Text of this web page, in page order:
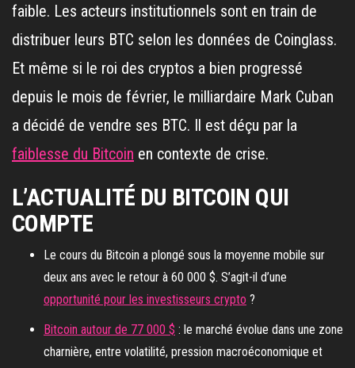
faible. Les acteurs institutionnels sont en train de
distribuer leurs BTC selon les données de Coinglass.
Et même si le roi des cryptos a bien progressé
depuis le mois de février, le milliardaire Mark Cuban
a décidé de vendre ses BTC. Il est déçu par la
faiblesse du Bitcoin en contexte de crise.
L’ACTUALITÉ DU BITCOIN QUI
COMPTE
Le cours du Bitcoin a plongé sous la moyenne mobile sur
deux ans avec le retour à 60 000 $. S’agit-il d’une
opportunité pour les investisseurs crypto ?
Bitcoin autour de 77 000 $ : le marché évolue dans une zone
charnière, entre volatilité, pression macroéconomique et